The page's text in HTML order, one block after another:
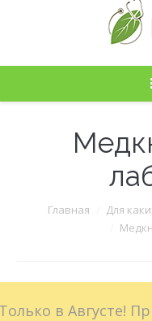
О
Доставка
Вы здесь:Главная
Для
в Августе!